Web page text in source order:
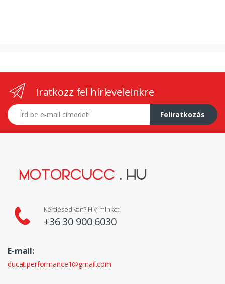
Iratkozz fel hírleveleinkre
E-mail címed
Feliratkozás
Kérdésed van? Hívj minket!
+36 30 900 6030
E-mail:
ducatiperformance1@gmail.com